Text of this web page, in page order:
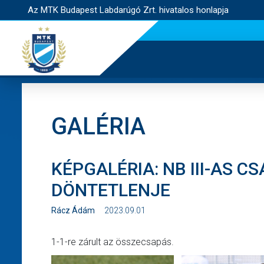
Az MTK Budapest Labdarúgó Zrt. hivatalos honlapja
GALÉRIA
KÉPGALÉRIA: NB III-AS
DÖNTETLENJE
Rácz Ádám 2023.09.01
1-1-re zárult az összecsapás.